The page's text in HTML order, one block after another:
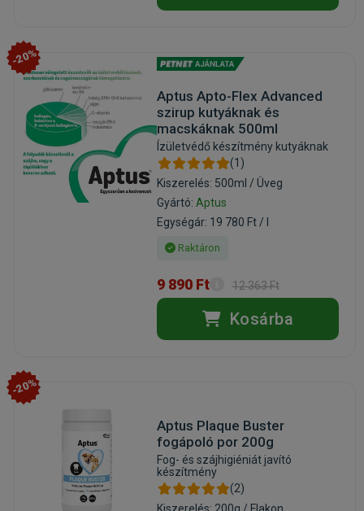
-20%
Aptus Apto-Flex Advanced
szirup kutyáknak és
macskáknak 500ml
Ízületvédő készítmény kutyáknak
(1)
Kiszerelés: 500ml / Üveg
Gyártó: Aptus
Egységár: 19 780 Ft / l
Raktáron
9 890 Ft 12 363 Ft
Kosárba
-20%
Aptus Plaque Buster
fogápoló por 200g
Fog- és szájhigiéniát javító
készítmény
(2)